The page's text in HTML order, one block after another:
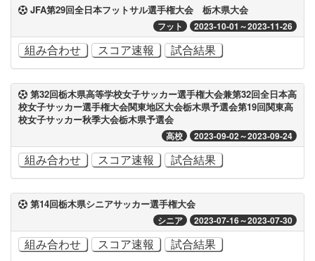
JFA第29回全日本フットサル選手権大会 栃木県大会
フット 2023-10-01～2023-11-26
組み合わせ スコア速報 試合結果
第32回栃木県高等学校女子サッカー選手権大会兼第32回全日本高
校女子サッカー選手権大会関東地区大会栃木県予選会第19回関東高
校女子サッカー秋季大会栃木県予選会
高校 2023-09-02～2023-09-24
組み合わせ スコア速報 試合結果
第14回栃木県シニアサッカー選手権大会
シニア 2023-07-16～2023-07-30
組み合わせ スコア速報 試合結果